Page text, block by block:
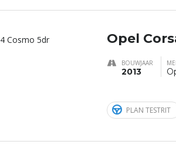
Opel
BOUWJAAR
2013
PLAN TESTRIT